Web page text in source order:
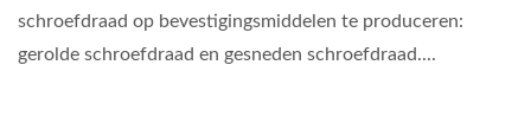
schroefdraad op bevestigingsmiddelen te produceren:
gerolde schroefdraad en gesneden schroefdraad....